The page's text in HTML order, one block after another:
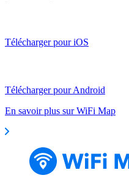
Télécharger pour iOS
Télécharger pour Android
En savoir plus sur WiFi Map